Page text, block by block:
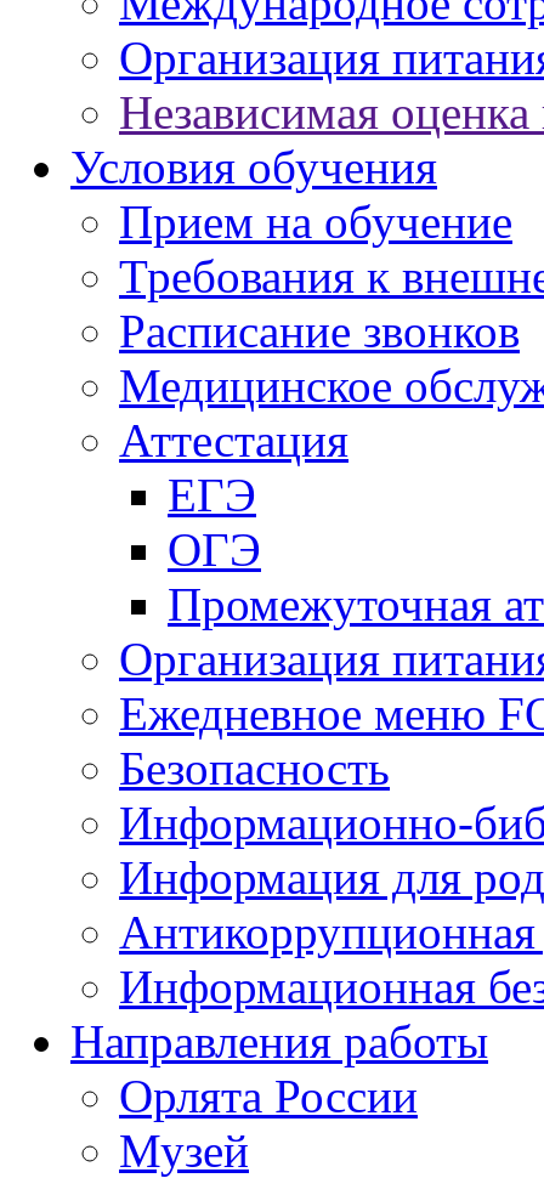
Организация
Независимая оценка
Условия обучения
Прием на обучение
Требования к
Расписание звонков
Медицинское
Аттестация
ЕГЭ
ОГЭ
Промежуточная
Организация
Ежедневное меню
Безопасность
Информационно-
Информация для
Антикоррупционная
Информационная
Направления работы
Орлята России
Музей